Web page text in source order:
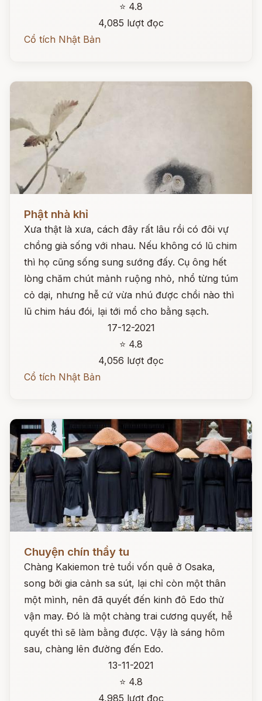
⭐ 4.8
4,085 lượt đọc
Cổ tích Nhật Bản
Phật nhà khỉ
Xưa thật là xưa, cách đây rất lâu rồi có đôi vự
chồng già sống với nhau. Nếu không có lũ chim
thì họ cũng sống sung sướng đấy. Cụ ông hết
lòng chăm chút mảnh ruộng nhỏ, nhổ từng túm
cỏ dại, nhưng hễ cứ vừa nhú được chồi nào thì
lũ chim háu đói, lại tới mổ cho bằng sạch.
17-12-2021
⭐ 4.8
4,056 lượt đọc
Cổ tích Nhật Bản
Chuyện chín thầy tu
Chàng Kakiemon trẻ tuổi vốn quê ở Osaka,
song bởi gia cảnh sa sút, lại chỉ còn một thân
một mình, nên đã quyết đến kinh đô Edo thử
vận may. Đó là một chàng trai cương quyết, hễ
quyết thì sẽ làm bằng được. Vậy là sáng hôm
sau, chàng lên đường đến Edo.
13-11-2021
⭐ 4.8
4,985 lượt đọc